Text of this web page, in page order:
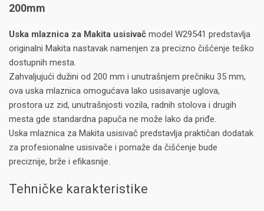
200mm
Uska mlaznica za Makita usisivač model W29541 predstavlja
originalni Makita nastavak namenjen za precizno čišćenje teško
dostupnih mesta.
Zahvaljujući dužini od 200 mm i unutrašnjem prečniku 35 mm,
ova uska mlaznica omogućava lako usisavanje uglova,
prostora uz zid, unutrašnjosti vozila, radnih stolova i drugih
mesta gde standardna papuča ne može lako da priđe.
Uska mlaznica za Makita usisivač predstavlja praktičan dodatak
za profesionalne usisivače i pomaže da čišćenje bude
preciznije, brže i efikasnije.
Tehničke karakteristike